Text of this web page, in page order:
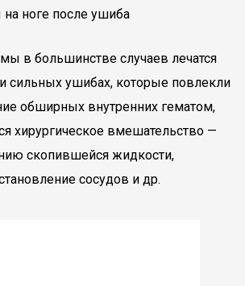
ноге после ушиба
в большинстве случаев лечатся
сильных ушибах, которые повлекли
обширных внутренних гематом,
хирургическое вмешательство —
скопившейся жидкости,
сосудов и др.